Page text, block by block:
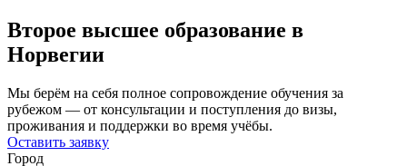
Второе высшее образование в
Норвегии
Мы берём на себя полное сопровождение обучения за
рубежом — от консультации и поступления до визы,
проживания и поддержки во время учёбы.
Оставить заявку
Город